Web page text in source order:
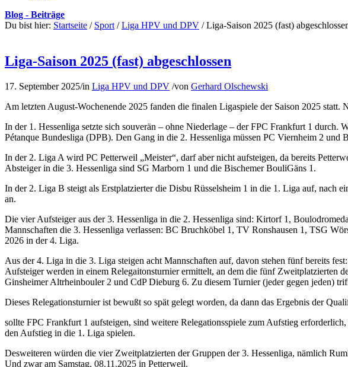
Blog - Beiträge
Du bist hier: Startseite / Sport / Liga HPV und DPV / Liga-Saison 2025 (fast)
Liga-Saison 2025 (fast) abgeschlossen
17. September 2025/in Liga HPV und DPV /von Gerhard Olschewski
Am letzten August-Wochenende 2025 fanden die finalen Ligaspiele der Saison 2025
In der 1. Hessenliga setzte sich souverän – ohne Niederlage – der FPC Frankfurt 1
Pétanque Bundesliga (DPB). Den Gang in die 2. Hessenliga müssen PC Viernheim 2 und
In der 2. Liga A wird PC Petterweil „Meister“, darf aber nicht aufsteigen, da bereits
Absteiger in die 3. Hessenliga sind SG Marborn 1 und die Bischemer BouliGäns 1.
In der 2. Liga B steigt als Erstplatzierter die Disbu Rüsselsheim 1 in die 1. Liga auf, nach
an.
Die vier Aufsteiger aus der 3. Hessenliga in die 2. Hessenliga sind: Kirtorf 1,
Mannschaften die 3. Hessenliga verlassen: BC Bruchköbel 1, TV Ronshausen 1, TSG
2026 in der 4. Liga.
Aus der 4. Liga in die 3. Liga steigen acht Mannschaften auf, davon stehen fünf bereits
Aufsteiger werden in einem Relegaitonsturnier ermittelt, an dem die fünf Zweitplatzierten
Ginsheimer Altrheinbouler 2 und CdP Dieburg 6. Zu diesem Turnier (jeder gegen jeden)
Dieses Relegationsturnier ist bewußt so spät gelegt worden, da dann das Ergebnis der
sollte FPC Frankfurt 1 aufsteigen, sind weitere Relegationsspiele zum Aufstieg
den Aufstieg in die 1. Liga spielen.
Desweiteren würden die vier Zweitplatzierten der Gruppen der 3. Hessenliga, nämlich
Und zwar am Samstag, 08.11.2025 in Petterweil.